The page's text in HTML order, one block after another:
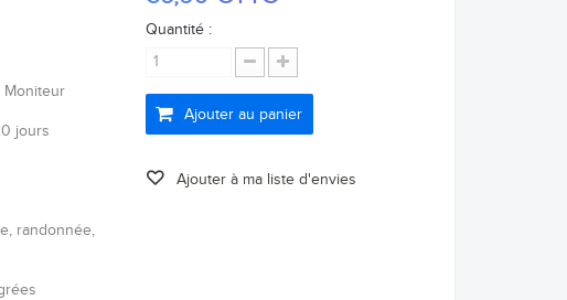
Moniteur
jours
randonnée,
Quantité :
Ajouter au panier
Ajouter à ma liste d'envies